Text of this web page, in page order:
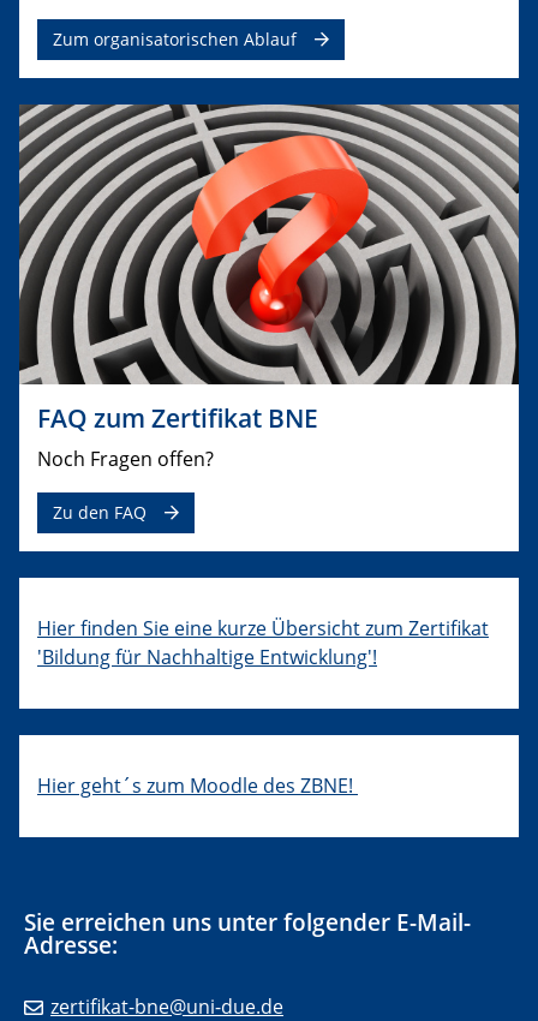
Zum organisatorischen Ablauf
FAQ zum Zertifikat BNE
Noch Fragen offen?
Zu den FAQ
Hier finden Sie eine kurze Übersicht zum Zertifikat
'Bildung für Nachhaltige Entwicklung'!
Hier geht´s zum Moodle des ZBNE!
Sie erreichen uns unter folgender E-Mail-
Adresse:
zertifikat-bne@uni-due.de